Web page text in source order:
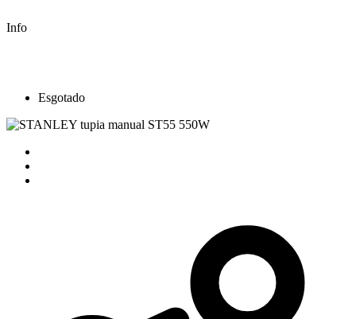
Info
Esgotado